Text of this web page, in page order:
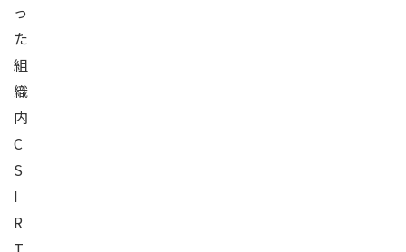
っ
た
組
織
内
C
S
I
R